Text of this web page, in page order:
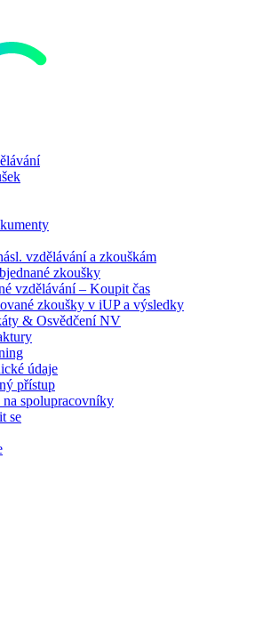
vzdělávání a zkouškám
zkoušky
vzdělávání – Koupit čas
zkoušky v iUP a výsledky
& Osvědčení NV
údaje
přístup
na spolupracovníky
se